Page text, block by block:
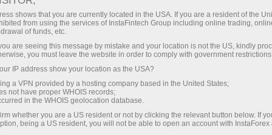
demo
shows that you are currently located in the USA. If you are a resident of the
from using the services of InstaFintech Group including online trading,
of funds, etc.
are seeing this message by mistake and your location is not the US, kindly
you must leave the website in order to comply with government
IP address show your location as the USA?
a VPN provided by a hosting company based in the United States;
not have proper WHOIS records;
in the WHOIS geolocation database.
whether you are a US resident or not by clicking the relevant button below. If
being a US resident, you will not be able to open an account with InstaForex